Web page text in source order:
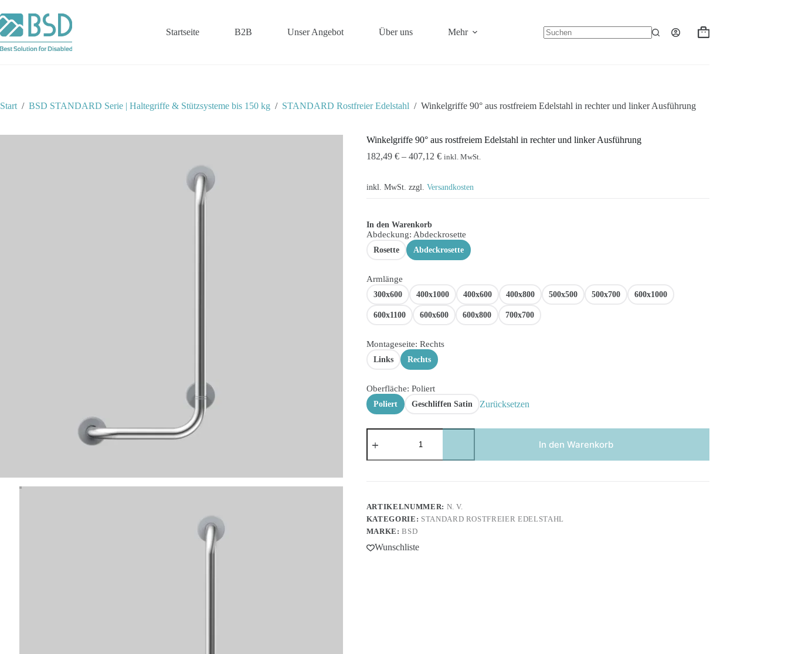
Inhalt
springen
Startseite B2B Unser Angebot Über uns
Mehr
Warenkorb
Start / BSD STANDARD Serie | Haltegriffe & Stützsysteme bis 150 kg / STANDARD Rostfreier Edelstahl / Winkelgriffe 90° aus rostfreiem Edelstahl in rechter und linker Ausführung
Winkelgriffe 90° aus rostfreiem Edelstahl in rechter und linker Ausführung
182,49 €– 407,12 € inkl. MwSt.
inkl. MwSt. zzgl. Versandkosten
In den Warenkorb
Abdeckung: Abdeckrosette
Rosette Abdeckrosette
Armlänge
300x600 400x1000 400x600 400x800 500x500 500x700 600x1000
600x1100 600x600 600x800 700x700
Montageseite: Rechts
Links Rechts
Oberfläche: Poliert
Poliert Geschliffen Satin Zurücksetzen
Winkelgriffe
90°
rostfreiem
und
linker
Ausführung
Menge
In den Warenkorb
ARTIKELNUMMER: N. V.
KATEGORIE: STANDARD ROSTFREIER EDELSTAHL
MARKE:BSD
Wunschliste